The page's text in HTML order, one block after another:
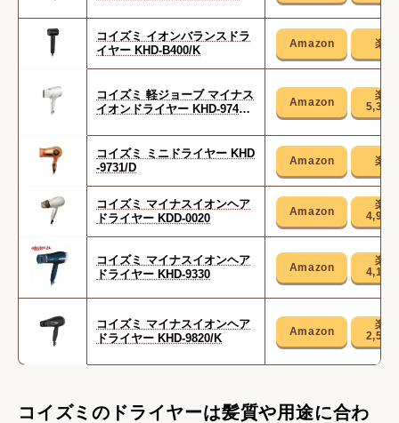
コイズミ イオンバランスドラ
イヤー KHD-B400/K
コイズミ 軽ジョーブ マイナス
イオンドライヤー KHD-9740/
5,390
コイズミ ミニドライヤー KHD
-9731/D
コイズミ マイナスイオンヘア
ドライヤー KDD-0020
4,950
コイズミ マイナスイオンヘア
ドライヤー KHD-9330
4,180
コイズミ マイナスイオンヘア
ドライヤー KHD-9820/K
2,567
コイズミのドライヤーは髪質や用途に合わ